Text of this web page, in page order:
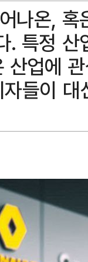
나온,
. 특정 산
산업에
들이